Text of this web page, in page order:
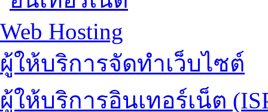
Web Hosting
ผู้ให้บริการจัดทำเว็บไซต์
ผู้ให้บริการอินเทอร์เน็ต